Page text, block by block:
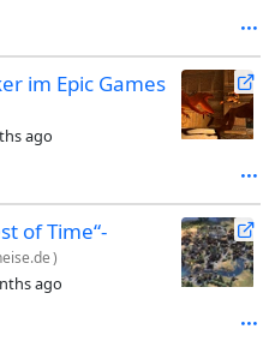
im Epic Games
ago
of Time“-
)
ago